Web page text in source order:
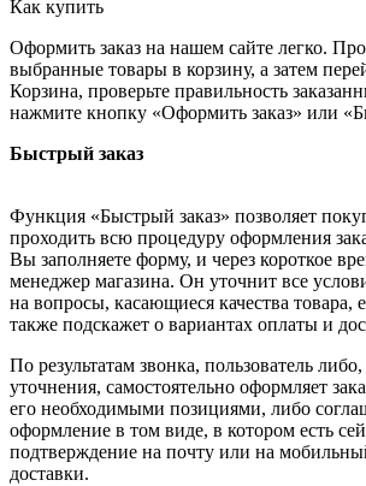
Как купить
Оформить заказ на нашем сайте легко.
выбранные товары в корзину, а затем
Корзина, проверьте правильность
нажмите кнопку «Оформить заказ» или
Быстрый заказ
Функция «Быстрый заказ» позволяет
проходить всю процедуру оформления
Вы заполняете форму, и через короткое
менеджер магазина. Он уточнит все
на вопросы, касающиеся качества товара,
также подскажет о вариантах оплаты и
По результатам звонка, пользователь
уточнения, самостоятельно оформляет
его необходимыми позициями, либо
оформление в том виде, в котором есть
подтверждение на почту или на
доставки.